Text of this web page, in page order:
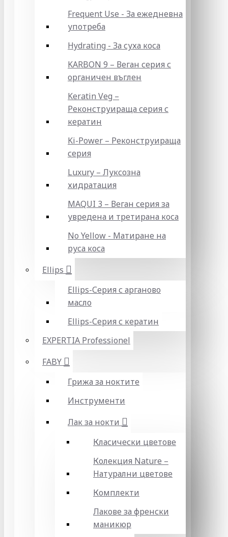
Frequent Use - За ежедневна
употреба
Hydrating - За суха коса
KARBON 9 – Веган серия с
органичен въглен
Keratin Veg –
Реконструираща серия с
кератин
Ki-Power – Реконструираща
серия
Luxury – Луксозна
хидратация
MAQUI 3 – Веган серия за
увредена и третирана коса
No Yellow - Матиране на
руса коса
Ellips
Ellips-Серия с арганово
масло
Ellips-Серия с кератин
EXPERTIA Professionel
FABY
Грижа за ноктите
Инструменти
Лак за нокти
Класически цветове
Колекция Nature –
Натурални цветове
Комплекти
Лакове за френски
маникюр